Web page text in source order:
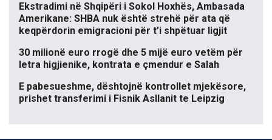
Ekstradimi në Shqipëri i Sokol Hoxhës, Ambasada
Amerikane: SHBA nuk është strehë për ata që
keqpërdorin emigracioni për t’i shpëtuar ligjit
30 milionë euro rrogë dhe 5 mijë euro vetëm për
letra higjienike, kontrata e çmendur e Salah
E pabesueshme, dështojnë kontrollet mjekësore,
prishet transferimi i Fisnik Asllanit te Leipzig